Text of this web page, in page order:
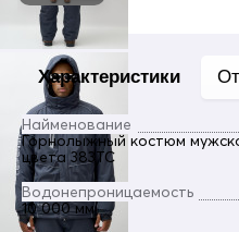
Характеристики
Найменование
Горнолыжный костюм
цвета 383TC
Водонепроницаемость
10 000 мм